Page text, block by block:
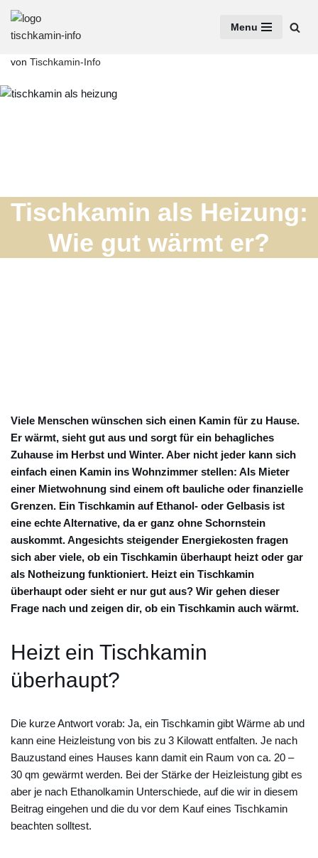
Zum
Menu
von Tischkamin-Info
Tischkamin als Heizung:
Wie gut wärmt er?
Viele Menschen wünschen sich einen Kamin für zu Hause.
Er wärmt, sieht gut aus und sorgt für ein behagliches
Zuhause im Herbst und Winter. Aber nicht jeder kann sich
einfach einen Kamin ins Wohnzimmer stellen: Als Mieter
einer Mietwohnung sind einem oft bauliche oder finanzielle
Grenzen. Ein Tischkamin auf Ethanol- oder Gelbasis ist
eine echte Alternative, da er ganz ohne Schornstein
auskommt.Angesichts steigender Energiekosten fragen
sich aber viele, ob ein Tischkamin überhaupt heizt oder gar
als Notheizung funktioniert. Heizt ein Tischkamin
überhaupt oder sieht er nur gut aus? Wir gehen dieser
Frage nach und zeigen dir, ob ein Tischkamin auch wärmt.
Heizt ein Tischkamin
überhaupt?
Die kurze Antwort vorab: Ja, ein Tischkamin gibt Wärme ab und
kann eine Heizleistung von bis zu 3 Kilowatt entfalten. Je nach
Bauzustand eines Hauses kann damit ein Raum von ca. 20 –
30 qm gewärmt werden. Bei der Stärke der Heizleistung gibt es
aber je nach Ethanolkamin Unterschiede, auf die wir in diesem
Beitrag eingehen und die du vor dem Kauf eines Tischkamin
beachten solltest.